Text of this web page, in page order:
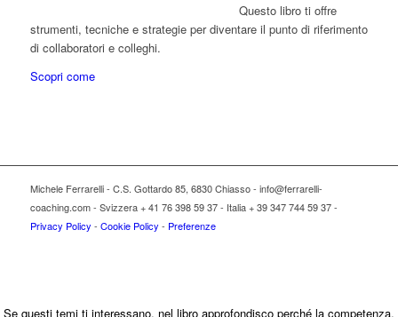
Questo libro ti offre
strumenti, tecniche e strategie per diventare il punto di riferimento
di collaboratori e colleghi.
Scopri come
Michele Ferrarelli - C.S. Gottardo 85, 6830 Chiasso - info@ferrarelli-
coaching.com - Svizzera + 41 76 398 59 37 - Italia + 39 347 744 59 37 -
Privacy Policy - Cookie Policy - Preferenze
Se questi temi ti interessano, nel libro approfondisco perché la competenza,